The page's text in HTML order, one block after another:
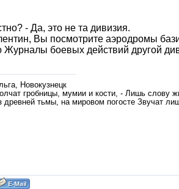
- Да, это не та дивизия.
Вы посмотрите аэродромы
Журналы боевых действий другой
Новокузнецк
гробницы, мумии и кости, - Лишь слову
древней тьмы, на мировом погосте Звучат